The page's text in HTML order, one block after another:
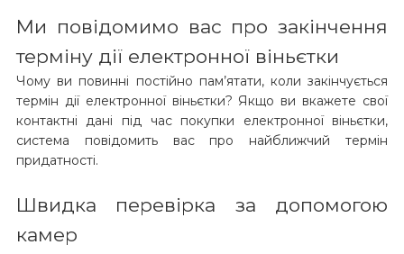
Ми повідомимо вас про закінчення
терміну дії електронної віньєтки
Чому ви повинні постійно пам’ятати, коли закінчується
термін дії електронної віньєтки? Якщо ви вкажете свої
контактні дані під час покупки електронної віньєтки,
система повідомить вас про найближчий термін
придатності.
Швидка перевірка за допомогою
камер